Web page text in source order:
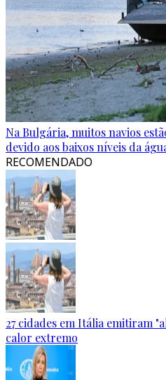
Na Bulgária, muitos navios
devido aos baixos níveis da
RECOMENDADO
27 cidades em Itália emitiram
calor extremo